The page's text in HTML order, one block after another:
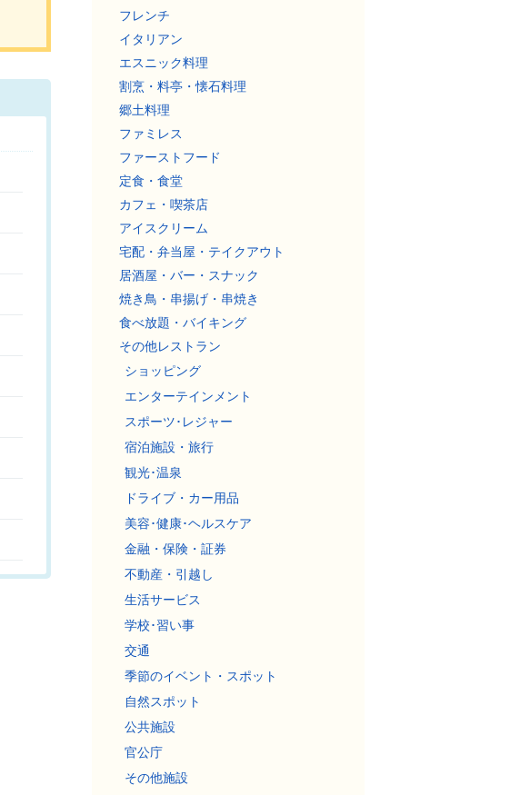
フレンチ
イタリアン
エスニック料理
割烹・料亭・懐石料理
郷土料理
ファミレス
ファーストフード
定食・食堂
カフェ・喫茶店
アイスクリーム
宅配・弁当屋・テイクアウト
居酒屋・バー・スナック
焼き鳥・串揚げ・串焼き
食べ放題・バイキング
その他レストラン
ショッピング
エンターテインメント
スポーツ･レジャー
宿泊施設・旅行
観光･温泉
ドライブ・カー用品
美容･健康･ヘルスケア
金融・保険・証券
不動産・引越し
生活サービス
学校･習い事
交通
季節のイベント・スポット
自然スポット
公共施設
官公庁
その他施設